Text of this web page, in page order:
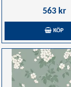
563 kr
KÖP